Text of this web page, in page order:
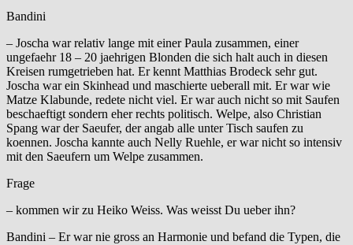
Bandini
– Joscha war relativ lange mit einer Paula zusammen, einer
ungefaehr 18 – 20 jaehrigen Blonden die sich halt auch in diesen
Kreisen rumgetrieben hat. Er kennt Matthias Brodeck sehr gut.
Joscha war ein Skinhead und maschierte ueberall mit. Er war wie
Matze Klabunde, redete nicht viel. Er war auch nicht so mit Saufen
beschaeftigt sondern eher rechts politisch. Welpe, also Christian
Spang war der Saeufer, der angab alle unter Tisch saufen zu
koennen. Joscha kannte auch Nelly Ruehle, er war nicht so intensiv
mit den Saeufern um Welpe zusammen.
Frage
– kommen wir zu Heiko Weiss. Was weisst Du ueber ihn?
Bandini – Er war nie gross an Harmonie und befand die Typen, die